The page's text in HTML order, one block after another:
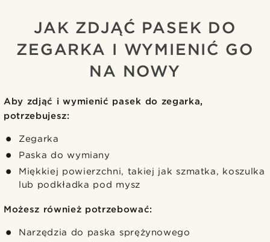
JAK ZDJĄĆ PASEK DO
ZEGARKA I WYMIENIĆ GO
NA NOWY
Aby zdjąć i wymienić pasek do zegarka,
potrzebujesz:
Zegarka
Paska do wymiany
Miękkiej powierzchni, takiej jak szmatka, koszulka
lub podkładka pod mysz
Możesz również potrzebować:
Narzędzia do paska sprężynowego